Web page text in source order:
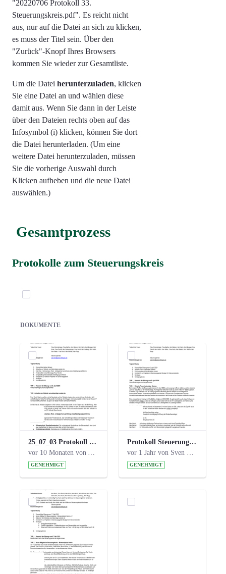
"20220706 Protokoll 33.
Steuerungskreis.pdf". Es reicht nicht
aus, nur auf die Datei an sich zu klicken,
es muss der Titel sein. Über den
"Zurück"-Knopf Ihres Browsers
kommen Sie wieder zur Gesamtliste.
Um die Datei herunterzuladen, klicken
Sie eine Datei an und wählen diese
damit aus. Wenn Sie dann in der Leiste
über den Dateien rechts oben auf das
Infosymbol (i) klicken, können Sie dort
die Datei herunterladen. (Um eine
weitere Datei herunterzuladen, müssen
Sie die vorherige Auswahl durch
Klicken aufheben und die neue Datei
auswählen.)
Gesamtprozess
Protokolle zum Steuerungskreis
DOKUMENTE
25_07_03 Protokoll Steuerungskreis.pdf
vor 10 Monaten von Alexander Orlowski
GENEHMIGT
Protokoll Steuerungskreis_06.02.2025 .pdf
vor 1 Jahr von Sven Hitzler
GENEHMIGT